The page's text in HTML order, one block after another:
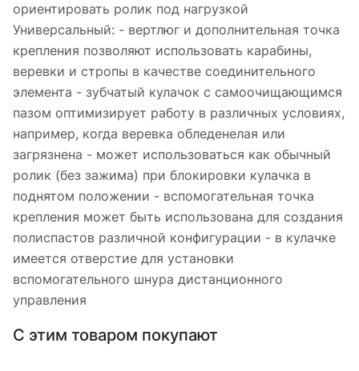
ориентировать ролик под нагрузкой
Универсальный: - вертлюг и дополнительная точка
крепления позволяют использовать карабины,
веревки и стропы в качестве соединительного
элемента - зубчатый кулачок с самоочищающимся
пазом оптимизирует работу в различных условиях,
например, когда веревка обледенелая или
загрязнена - может использоваться как обычный
ролик (без зажима) при блокировки кулачка в
поднятом положении - вспомогательная точка
крепления может быть использована для создания
полиспастов различной конфигурации - в кулачке
имеется отверстие для установки
вспомогательного шнура дистанционного
управления
С этим товаром покупают